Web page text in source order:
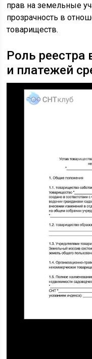
прав на земельные
прозрачность в
товариществ.
Роль реестра
и платежей